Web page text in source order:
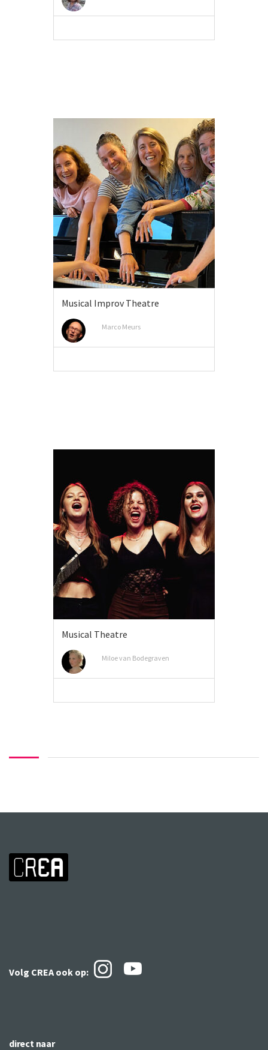
Musical Improv Theatre
Marco Meurs
Musical Theatre
Miloe van Bodegraven
Volg CREA ook op:
direct naar